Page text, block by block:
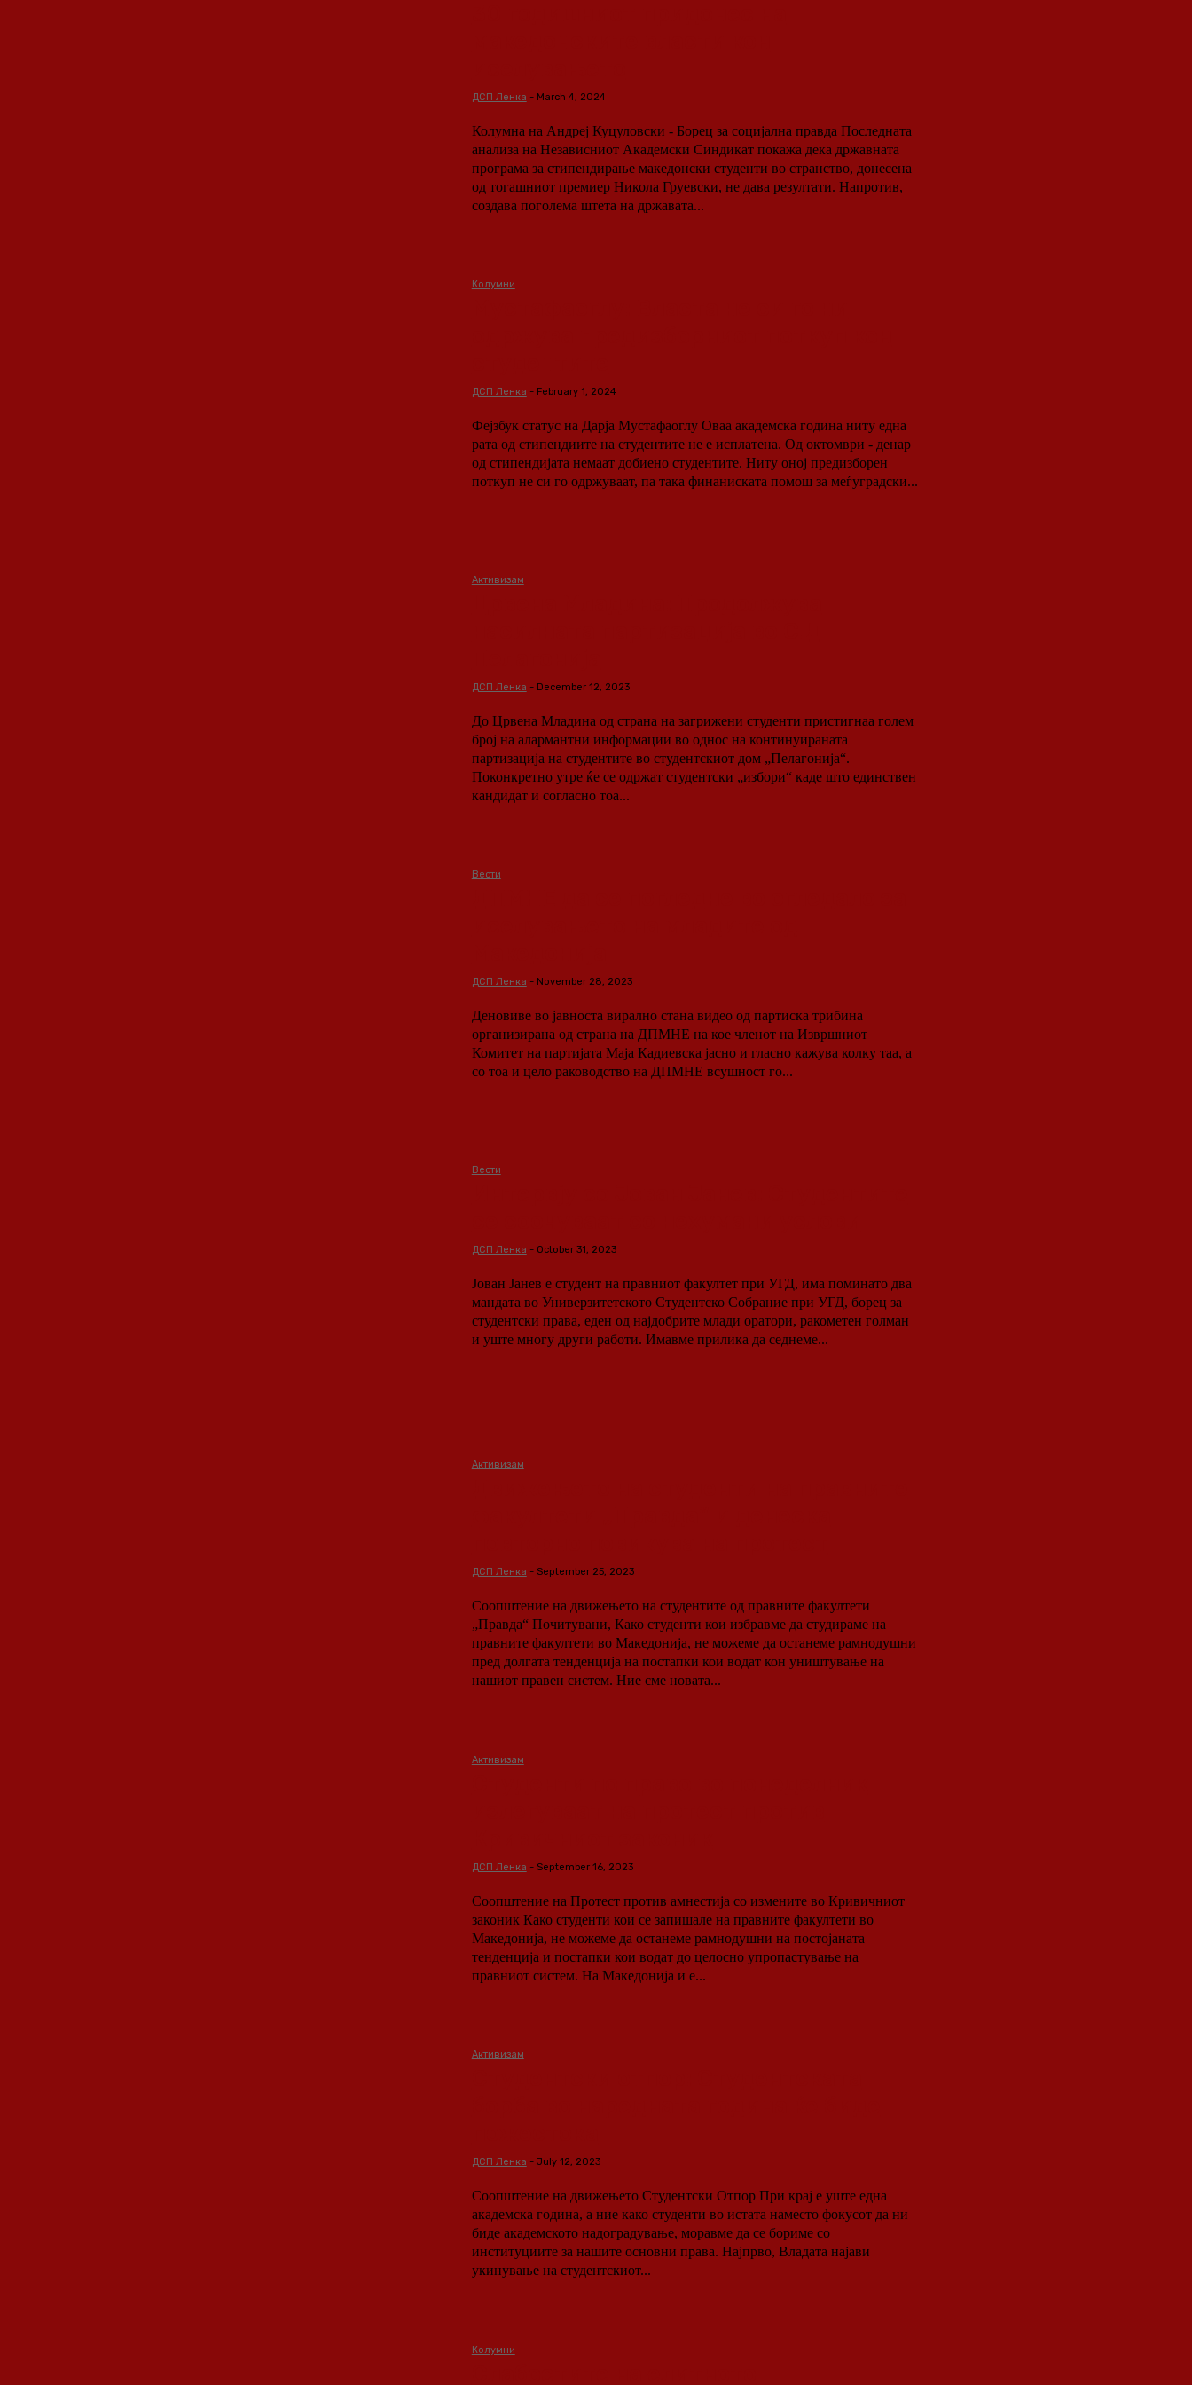
ДСП Ленка - March 4, 2024
Колумна на Андреј Куцуловски - Борец за социјална правда Последната
анализа на Независниот Академски Синдикат покажа дека државната
програма за стипендирање македонски студенти во странство, донесена
од тогашниот премиер Никола Груевски, не дава резултати. Напротив,
создава поголема штета на државата...
Колумни
ДСП Ленка - February 1, 2024
Фејзбук статус на Дарја Мустафаоглу Оваа академска година ниту една
рата од стипендиите на студентите не е исплатена. Од октомври - денар
од стипендијата немаат добиено студентите. Ниту оној предизборен
поткуп не си го одржуваат, па така финаниската помош за меѓуградски...
Активизам
ДСП Ленка - December 12, 2023
До Црвена Младина од страна на загрижени студенти пристигнаа голем
број на алармантни информации во однос на континуираната
партизација на студентите во студентскиот дом „Пелагонија“.
Поконкретно утре ќе се одржат студентски „избори“ каде што единствен
кандидат и согласно тоа...
Вести
ДСП Ленка - November 28, 2023
Деновиве во јавноста вирално стана видео од партиска трибина
организирана од страна на ДПМНЕ на кое членот на Извршниот
Комитет на партијата Маја Кадиевска јасно и гласно кажува колку таа, а
со тоа и цело раководство на ДПМНЕ всушност го...
Вести
ДСП Ленка - October 31, 2023
Јован Јанев е студент на правниот факултет при УГД, има поминато два
мандата во Универзитетското Студентско Собрание при УГД, борец за
студентски права, еден од најдобрите млади оратори, ракометен голман
и уште многу други работи. Имавме прилика да седнеме...
Активизам
ДСП Ленка - September 25, 2023
Соопштение на движењето на студентите од правните факултети
„Правда“ Почитувани, Како студенти кои избравме да студираме на
правните факултети во Македонија, не можеме да останеме рамнодушни
пред долгата тенденција на постапки кои водат кон уништување на
нашиот правен систем. Ние сме новата...
Активизам
ДСП Ленка - September 16, 2023
Соопштение на Протест против амнестија со измените во Кривичниот
законик Како студенти кои се запишале на правните факултети во
Македонија, не можеме да останеме рамнодушни на постојаната
тенденција и постапки кои водат до целосно упропастување на
правниот систем. На Македонија и е...
Активизам
ДСП Ленка - July 12, 2023
Соопштение на движењето Студентски Отпор При крај е уште една
академска година, а ние како студенти во истата наместо фокусот да ни
биде академското надоградување, моравме да се бориме со
институциите за нашите основни права. Најпрво, Владата најави
укинување на студентскиот...
Колумни